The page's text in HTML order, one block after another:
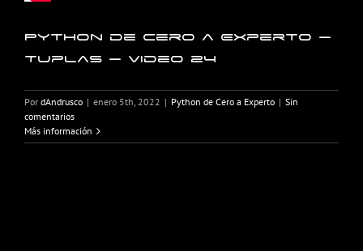
Python de Cero a Experto –
Tuplas – Video 24
Por dAndrusco | enero 5th, 2022 | Python de Cero a Experto | Sin
comentarios
Más información